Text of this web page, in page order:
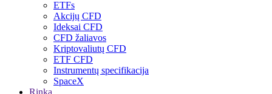
ETFs
Akcijų CFD
Ideksai CFD
CFD žaliavos
Kriptovaliutų CFD
ETF CFD
Instrumentų specifikacija
SpaceX
Rinka